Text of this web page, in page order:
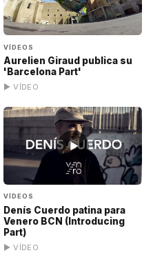
VÍDEOS
Aurelien Giraud publica su
'Barcelona Part'
▶ VÍDEO
▶
VÍDEOS
Denís Cuerdo patina para
Venero BCN (Introducing
Part)
▶ VÍDEO